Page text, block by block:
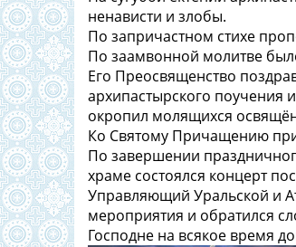
ненависти и злобы.
По запричастном стихе
По заамвонной молитве
Его Преосвященство
архипастырского поучения
окропил молящихся
Ко Святому Причащению
По завершении
храме состоялся концерт
Управляющий Уральской и
мероприятия и обратился
Господне на всякое время